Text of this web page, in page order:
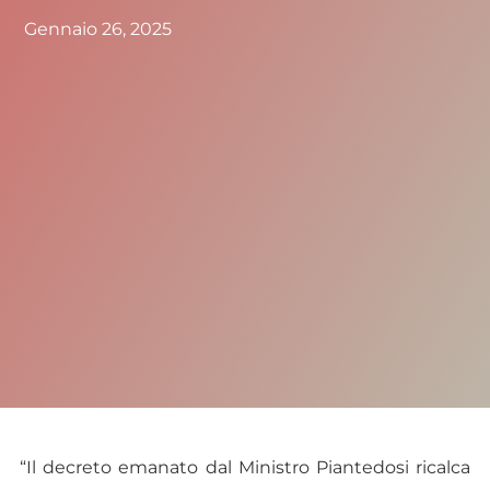
Gennaio 26, 2025
“Il decreto emanato dal Ministro Piantedosi ricalca